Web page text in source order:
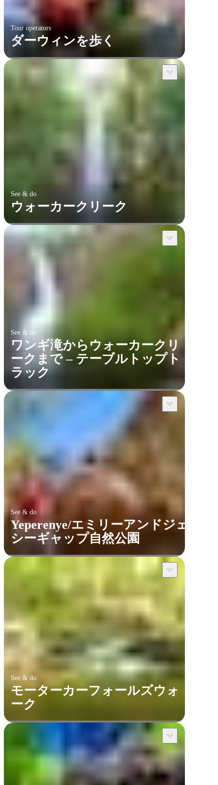
Tour operators
ダーウィンを歩く
See & do
ウォーカークリーク
See & do
ワンギ滝からウォーカークリ
ークまで – テーブルトップト
ラック
See & do
Yeperenye/エミリーアンドジェ
シーギャップ自然公園
See & do
モーターカーフォールズウォ
ーク